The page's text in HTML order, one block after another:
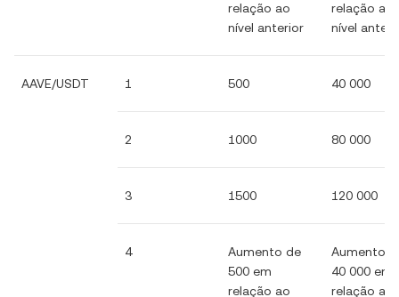
relação ao
nível anterior
relação ao
nível
AAVE/USDT 1 500 40 000
2 1000 80 000
3 1500 120 000
4
Aumento de
500 em
relação ao
Aumento
40 000 em
relação ao